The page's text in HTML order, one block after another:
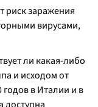
риск заражения
вирусами,
ли какая-либо
и исходом от
годов в Италии и в